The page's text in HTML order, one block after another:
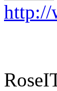
http://